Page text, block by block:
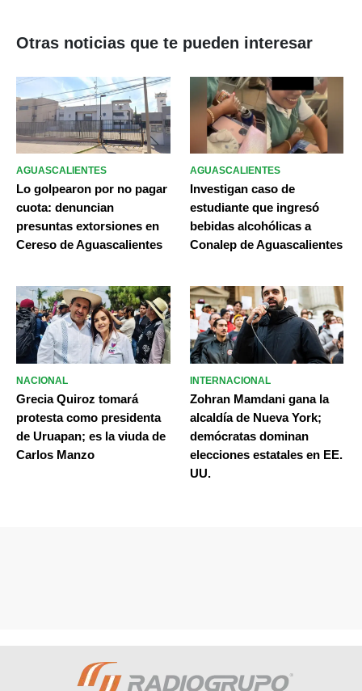
Otras noticias que te pueden interesar
AGUASCALIENTES
Lo golpearon por no pagar
cuota: denuncian
presuntas extorsiones en
Cereso de Aguascalientes
AGUASCALIENTES
Investigan caso de
estudiante que ingresó
bebidas alcohólicas a
Conalep de Aguascalientes
NACIONAL
Grecia Quiroz tomará
protesta como presidenta
de Uruapan; es la viuda de
Carlos Manzo
INTERNACIONAL
Zohran Mamdani gana la
alcaldía de Nueva York;
demócratas dominan
elecciones estatales en EE.
UU.